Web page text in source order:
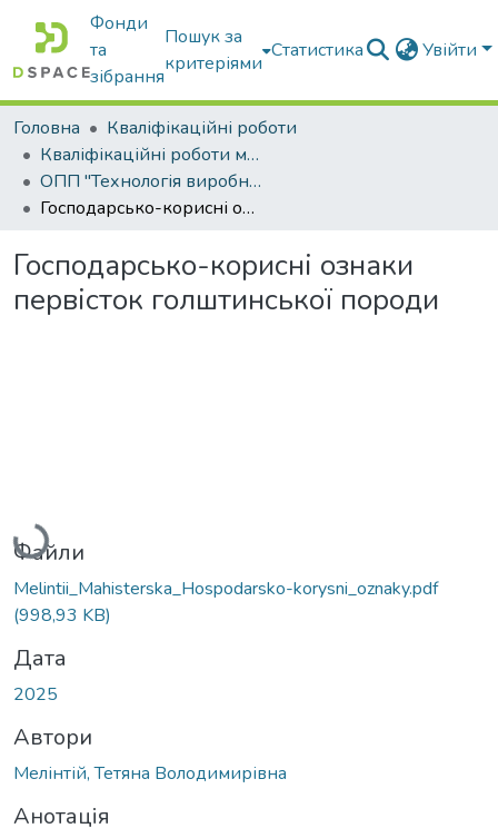
Фонди
та
зібрання
Пошук за
критеріями
Статистика Увійти
Головна
Кваліфікаційні роботи
Кваліфікаційні роботи магістрів
ОПП "Технологія виробництва і переробки продукції тваринництва"
Господарсько-корисні ознаки первісток голштинської породи
Господарсько-корисні ознаки
первісток голштинської породи
Вантажиться...
Файли
Melintii_Mahisterska_Hospodarsko-korysni_oznaky.pdf
(998,93 KB)
Дата
2025
Автори
Мелінтій, Тетяна Володимирівна
Анотація